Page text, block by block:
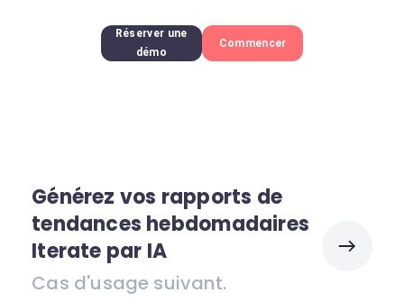
Réserver une
démo
Commencer
Générez vos rapports de
tendances hebdomadaires
Iterate par IA
Cas d'usage suivant.